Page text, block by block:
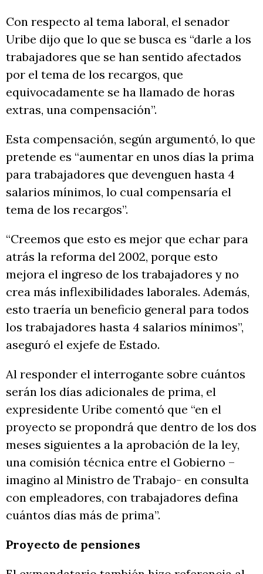
Con respecto al tema laboral, el senador
Uribe dijo que lo que se busca es “darle a los
trabajadores que se han sentido afectados
por el tema de los recargos, que
equivocadamente se ha llamado de horas
extras, una compensación”.
Esta compensación, según argumentó, lo que
pretende es “aumentar en unos días la prima
para trabajadores que devenguen hasta 4
salarios mínimos, lo cual compensaría el
tema de los recargos”.
“Creemos que esto es mejor que echar para
atrás la reforma del 2002, porque esto
mejora el ingreso de los trabajadores y no
crea más inflexibilidades laborales. Además,
esto traería un beneficio general para todos
los trabajadores hasta 4 salarios mínimos”,
aseguró el exjefe de Estado.
Al responder el interrogante sobre cuántos
serán los días adicionales de prima, el
expresidente Uribe comentó que “en el
proyecto se propondrá que dentro de los dos
meses siguientes a la aprobación de la ley,
una comisión técnica entre el Gobierno –
imagino al Ministro de Trabajo- en consulta
con empleadores, con trabajadores defina
cuántos días más de prima”.
Proyecto de pensiones